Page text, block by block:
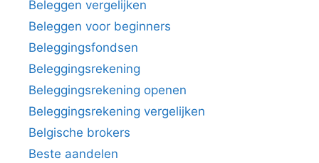
Beleggen vergelijken
Beleggen voor beginners
Beleggingsfondsen
Beleggingsrekening
Beleggingsrekening openen
Beleggingsrekening vergelijken
Belgische brokers
Beste aandelen